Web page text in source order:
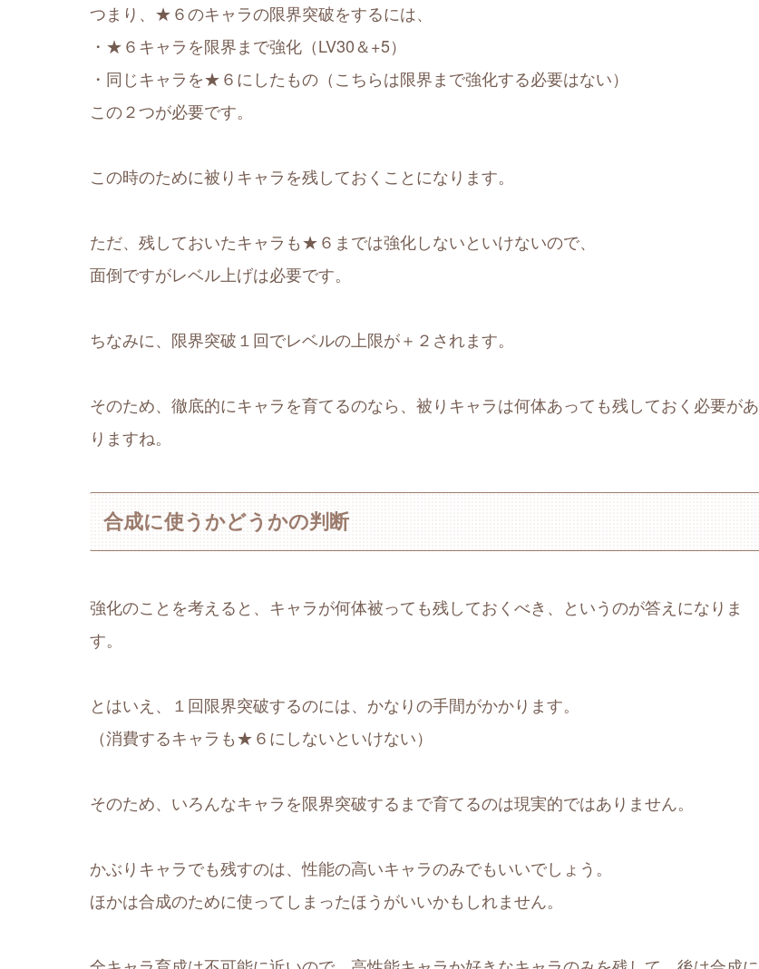
つまり、★６のキャラの限界突破をするには、
・★６キャラを限界まで強化（LV30＆+5）
・同じキャラを★６にしたもの（こちらは限界まで強化する必要はない）
この２つが必要です。
この時のために被りキャラを残しておくことになります。
ただ、残しておいたキャラも★６までは強化しないといけないので、
面倒ですがレベル上げは必要です。
ちなみに、限界突破１回でレベルの上限が＋２されます。
そのため、徹底的にキャラを育てるのなら、被りキャラは何体あっても残しておく必要があ
りますね。
合成に使うかどうかの判断
強化のことを考えると、キャラが何体被っても残しておくべき、というのが答えになりま
す。
とはいえ、１回限界突破するのには、かなりの手間がかかります。
（消費するキャラも★６にしないといけない）
そのため、いろんなキャラを限界突破するまで育てるのは現実的ではありません。
かぶりキャラでも残すのは、性能の高いキャラのみでもいいでしょう。
ほかは合成のために使ってしまったほうがいいかもしれません。